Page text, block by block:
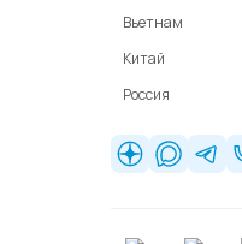
Вьетнам
Китай
Россия